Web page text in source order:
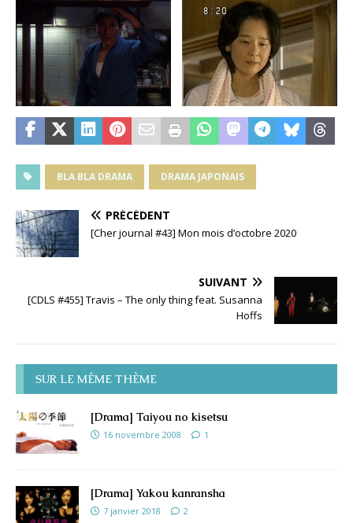
BLA BLA DRAMA DRAMA JAPONAIS
PRÉCÉDENT
[Cher journal #43] Mon mois d’octobre 2020
SUIVANT
[CDLS #455] Travis – The only thing feat. Susanna
Hoffs
SUR LE MÊME THÈME
[Drama] Taiyou no kisetsu
16 novembre 2008 1
[Drama] Yakou kanransha
7 janvier 2018 2